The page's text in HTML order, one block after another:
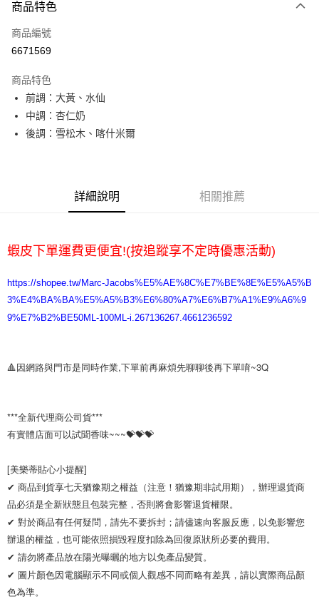
信用卡一次付款
超商取貨付款
悠遊付
ATM付款
每筆NT$65，滿NT$2,000(含以上)免運費
每筆NT$65，滿NT$2,000(含以上)免運費
每筆NT$100，滿NT$2,000(含以上)免運費
商品特色
商品編號
6671569
商品特色
前調：大黃、水仙
中調：杏仁奶
後調：雪松木、喀什米爾
詳細說明 相關推薦
蝦皮下單運費更便宜!(按追蹤享不定時優惠活動)
https://shopee.tw/Marc-Jacobs%E5%AE%8C%E7%BE%8E%E5%A5%B
3%E4%BA%BA%E5%A5%B3%E6%80%A7%E6%B7%A1%E9%A6%9
9%E7%B2%BE50ML-100ML-i.267136267.4661236592
🔺因網路與門市是同時作業,下單前再麻煩先聊聊後再下單唷~3Q
***全新代理商公司貨***
有實體店面可以試聞香味~~~💝💝💝
[美樂蒂貼心小提醒]
✔ 商品到貨享七天猶豫期之權益（注意！猶豫期非試用期），辦理退貨商
品必須是全新狀態且包裝完整，否則將會影響退貨權限。
✔ 對於商品有任何疑問，請先不要拆封；請儘速向客服反應，以免影響您
辦退的權益，也可能依照損毀程度扣除為回復原狀所必要的費用。
✔ 請勿將產品放在陽光曝曬的地方以免產品變質。
✔ 圖片顏色因電腦顯示不同或個人觀感不同而略有差異，請以實際商品顏
色為準。